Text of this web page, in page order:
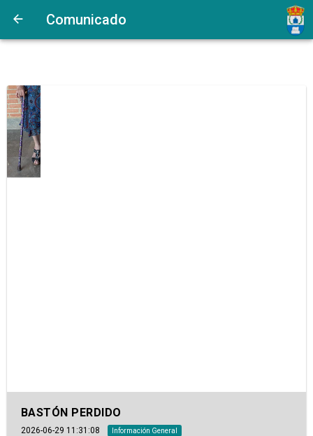
Comunicado
BASTÓN PERDIDO
2026-06-29 11:31:08 Información General